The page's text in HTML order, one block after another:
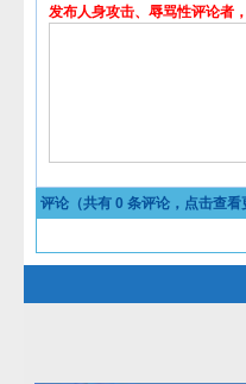
发布人身攻击、辱骂性评论者
评论（共有 0 条评论，点击查看